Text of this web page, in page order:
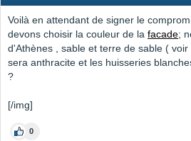
Voilà en attendant de signer le
devons choisir la couleur de la facade;
d'Athènes , sable et terre de sable (
sera anthracite et les huisseries
?
[/img]
0